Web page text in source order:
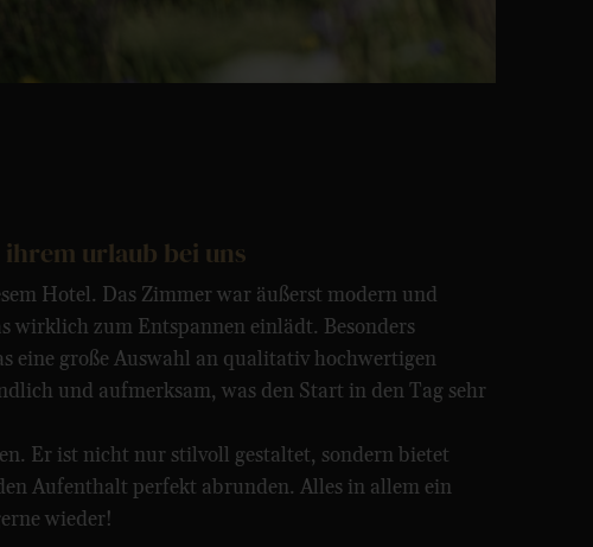
urlaub bei uns
Hotel. Das Zimmer war äußerst modern und
wirklich zum Entspannen einlädt. Besonders
eine große Auswahl an qualitativ hochwertigen
und aufmerksam, was den Start in den Tag sehr
Er ist nicht nur stilvoll gestaltet, sondern bietet
Aufenthalt perfekt abrunden. Alles in allem ein
wieder!